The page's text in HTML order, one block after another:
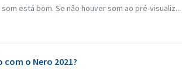
está bom. Se não houver som ao pré-visualiz...
o Nero 2021?